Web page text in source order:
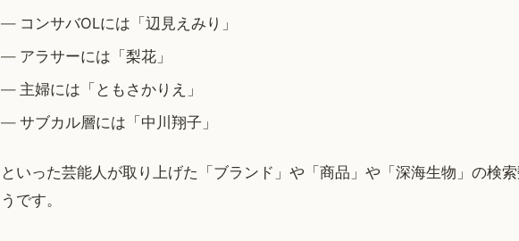
コンサバOLには「辺見えみり」
アラサーには「梨花」
主婦には「ともさかりえ」
サブカル層には「中川翔子」
といった芸能人が取り上げた「ブランド」や「商品」や「深海生物」の検
うです。